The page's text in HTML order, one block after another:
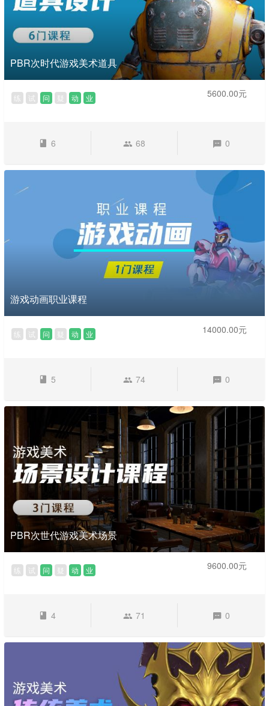
PBR次时代游戏美术道具
练 试 问 疑 动 业 5600.00元
6 68 0
游戏动画职业课程
练 试 问 疑 动 业 14000.00元
5 74 0
PBR次世代游戏美术场景
练 试 问 疑 动 业 9600.00元
4 71 0